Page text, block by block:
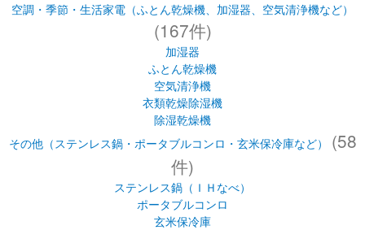
空調・季節・生活家電（ふとん乾燥機、加湿器、空気清浄機など）
(167件)
加湿器
ふとん乾燥機
空気清浄機
衣類乾燥除湿機
除湿乾燥機
その他（ステンレス鍋・ポータブルコンロ・玄米保冷庫など）
(58
件)
ステンレス鍋（ＩＨなべ）
ポータブルコンロ
玄米保冷庫